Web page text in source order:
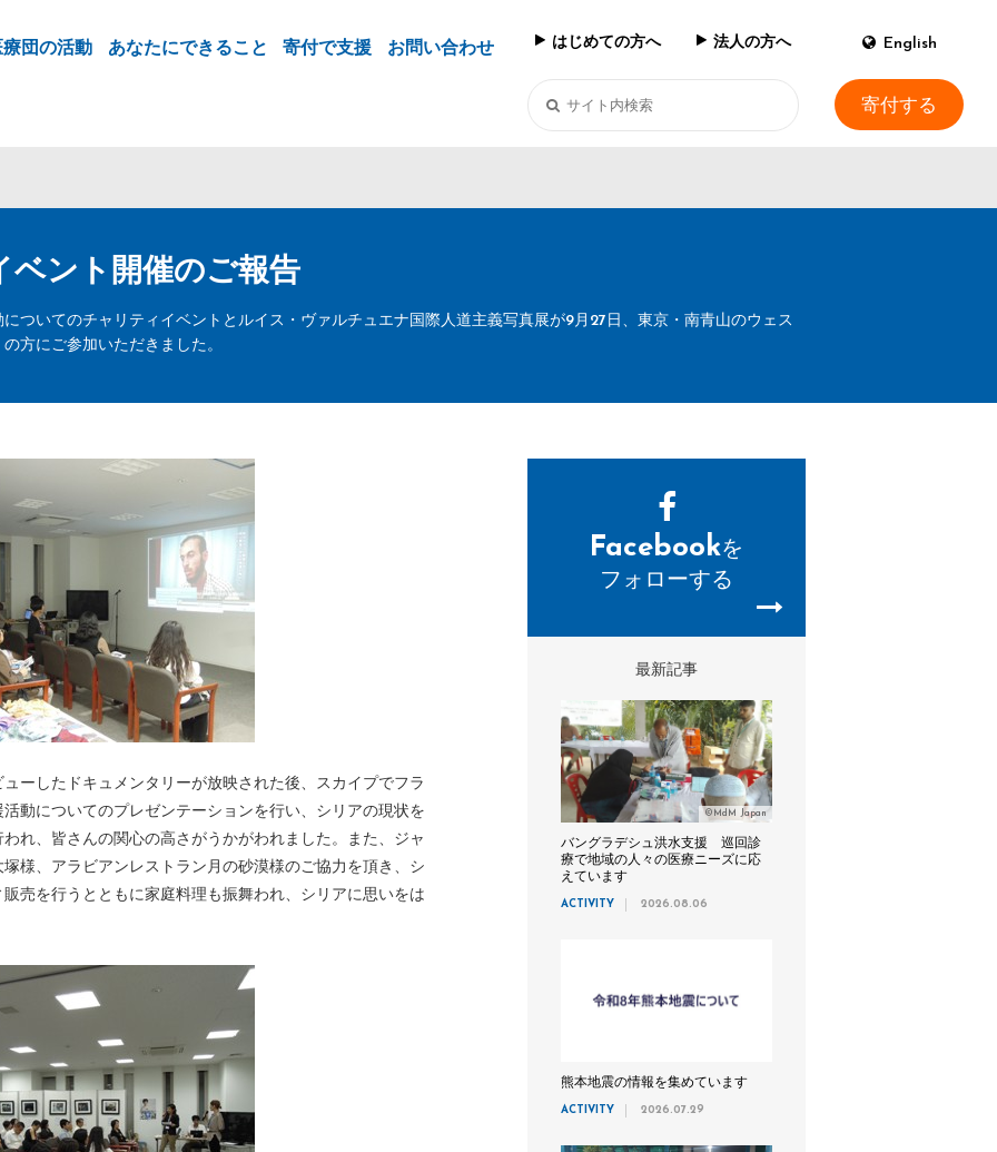
団の活動 あなたにできること 寄付で支援 お問い合わせ はじめての方へ 法人の方へ English
寄付する
ント開催のご報告
ついてのチャリティイベントとルイス・ヴァルチュエナ国際人道主義写真展が9月27日、東京・南青山のウェス
方にご参加いただきました。
ーしたドキュメンタリーが放映された後、スカイプでフラ
動についてのプレゼンテーションを行い、シリアの現状を
れ、皆さんの関心の高さがうかがわれました。また、ジャ
様、アラビアンレストラン月の砂漠様のご協力を頂き、シ
売を行うとともに家庭料理も振舞われ、シリアに思いをは
Facebookを
フォローする
最新記事
©MdM Japan
バングラデシュ洪水支援 巡回診
療で地域の人々の医療ニーズに応
えています
ACTIVITY 2026.08.06
熊本地震の情報を集めています
ACTIVITY 2026.07.29